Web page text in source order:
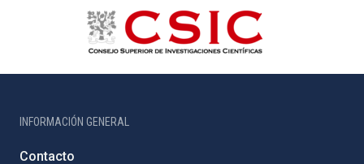
INFORMACIÓN GENERAL
Contacto